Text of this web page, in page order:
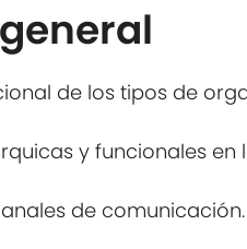
de los tipos de
y funcionales
de comunicación.